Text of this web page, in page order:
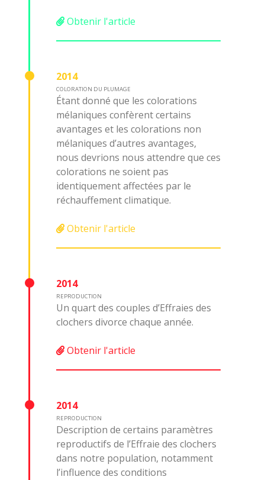
Obtenir l'article
2014
COLORATION DU PLUMAGE
Étant donné que les colorations
mélaniques confèrent certains
avantages et les colorations non
mélaniques d’autres avantages,
nous devrions nous attendre que ces
colorations ne soient pas
identiquement affectées par le
réchauffement climatique.
Obtenir l'article
2014
REPRODUCTION
Un quart des couples d’Effraies des
clochers divorce chaque année.
Obtenir l'article
2014
REPRODUCTION
Description de certains paramètres
reproductifs de l’Effraie des clochers
dans notre population, notamment
l’influence des conditions